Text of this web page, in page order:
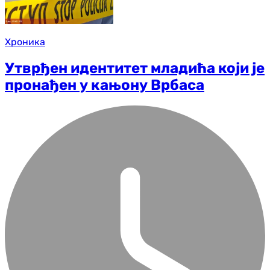
Хроника
Утврђен идентитет младића који је
пронађен у кањону Врбаса